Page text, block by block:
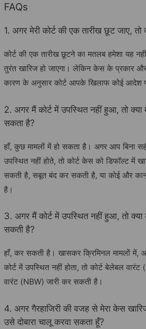
FAQs
1. अगर मेरी कोर्ट की एक तारीख छूट जाए, तो
कोर्ट की एक तारीख छूटने का मतलब हमेशा यह
तुरंत खारिज हो जाएगा। लेकिन केस के प्रकार
कारण के अनुसार कोर्ट आपके खिलाफ कोई आदेश
2. अगर मैं कोर्ट में उपस्थित नहीं हुआ, तो क्या
सकता है?
हाँ, कुछ मामलों में हो सकता है। अगर आप बिना
उपस्थित नहीं होते, तो कोर्ट केस को डिफॉल्ट में
सकती है, सबूत बंद कर सकती है, या कोई और
है।
3. अगर मैं कोर्ट में उपस्थित नहीं हुआ, तो क्या
सकती है?
हाँ, कर सकती है। खासकर क्रिमिनल मामलों में,
कोर्ट में उपस्थित नहीं होता, तो कोर्ट बेलेबल
वारंट (NBW) जारी कर सकती है।
4. अगर गैरहाजिरी की वजह से मेरा केस
उसे दोबारा चालू करवा सकता हूँ?